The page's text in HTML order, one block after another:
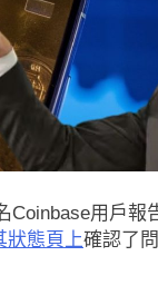
Coinbase用戶報
狀態頁上確認了